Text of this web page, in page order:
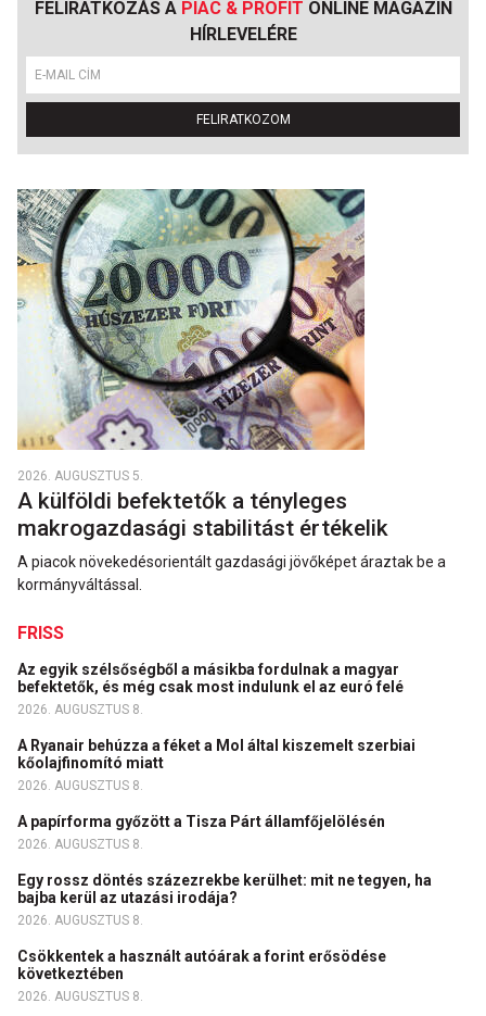
FELIRATKOZÁS A PIAC & PROFIT ONLINE MAGAZIN
HÍRLEVELÉRE
FELIRATKOZOM
2026. AUGUSZTUS 5.
A külföldi befektetők a tényleges
makrogazdasági stabilitást értékelik
A piacok növekedésorientált gazdasági jövőképet áraztak be a
kormányváltással.
FRISS
Az egyik szélsőségből a másikba fordulnak a magyar
befektetők, és még csak most indulunk el az euró felé
2026. AUGUSZTUS 8.
A Ryanair behúzza a féket a Mol által kiszemelt szerbiai
kőolajfinomító miatt
2026. AUGUSZTUS 8.
A papírforma győzött a Tisza Párt államfőjelölésén
2026. AUGUSZTUS 8.
Egy rossz döntés százezrekbe kerülhet: mit ne tegyen, ha
bajba kerül az utazási irodája?
2026. AUGUSZTUS 8.
Csökkentek a használt autóárak a forint erősödése
következtében
2026. AUGUSZTUS 8.